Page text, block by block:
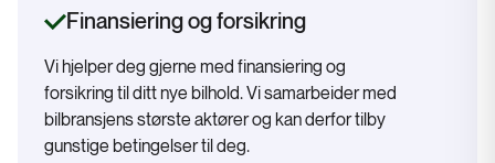
Finansiering og forsikring
Vi hjelper deg gjerne med finansiering og
forsikring til ditt nye bilhold. Vi samarbeider med
bilbransjens største aktører og kan derfor tilby
gunstige betingelser til deg.